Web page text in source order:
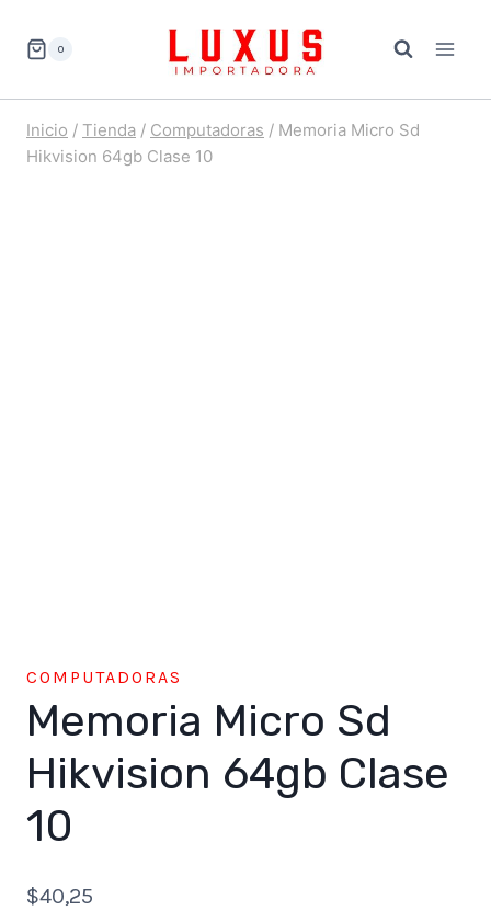
0
Inicio / Tienda / Computadoras / Memoria Micro Sd
Hikvision 64gb Clase 10
COMPUTADORAS
Memoria Micro Sd
Hikvision 64gb Clase
10
$40,25